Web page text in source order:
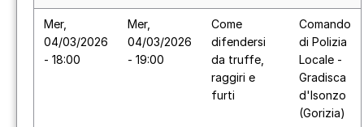
Mer,
04/03/2026
- 18:00
Mer,
04/03/2026
- 19:00
Come
difendersi
da truffe,
raggiri e
furti
Comando
di Polizia
Locale -
Gradisca
d'Isonzo
(Gorizia)